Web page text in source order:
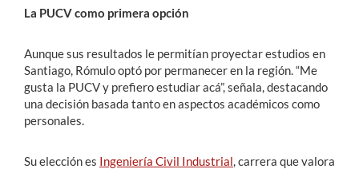
La PUCV como primera opción
Aunque sus resultados le permitían proyectar estudios en
Santiago, Rómulo optó por permanecer en la región. “Me
gusta la PUCV y prefiero estudiar acá”, señala, destacando
una decisión basada tanto en aspectos académicos como
personales.
Su elección es Ingeniería Civil Industrial , carrera que valora